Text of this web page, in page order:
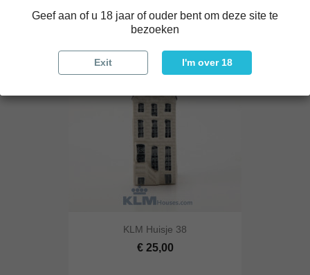
KLM Huisje 38
€ 25,00
Geef aan of u 18 jaar of ouder bent om deze site te
bezoeken
Exit I'm over 18